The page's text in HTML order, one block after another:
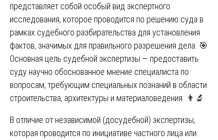
представляет собой особый вид экспертного
исследования, которое проводится по решению суда в
рамках судебного разбирательства для установления
фактов, значимых для правильного разрешения дела. 🎯
Основная цель судебной экспертизы — предоставить
суду научно обоснованное мнение специалиста по
вопросам, требующим специальных познаний в области
строительства, архитектуры и материаловедения. 👨‍🔬
В отличие от независимой (досудебной) экспертизы,
которая проводится по инициативе частного лица или